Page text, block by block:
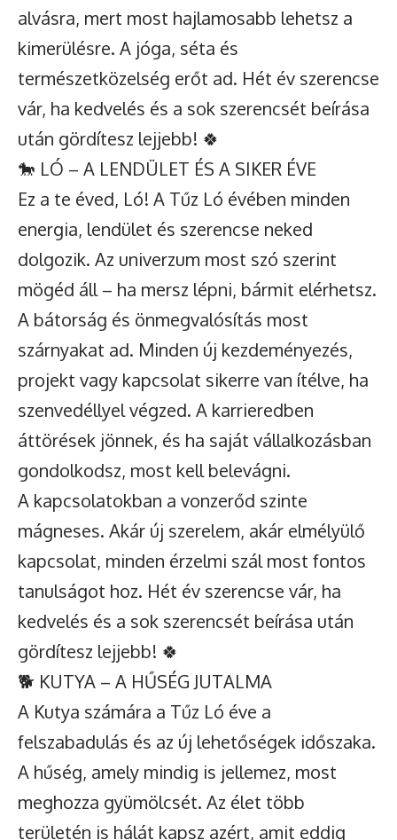
alvásra, mert most hajlamosabb lehetsz a
kimerülésre. A jóga, séta és
természetközelség erőt ad. Hét év szerencse
vár, ha kedvelés és a sok szerencsét beírása
után gördítesz lejjebb! 🍀
🐎 LÓ – A LENDÜLET ÉS A SIKER ÉVE
Ez a te éved, Ló! A Tűz Ló évében minden
energia, lendület és szerencse neked
dolgozik. Az univerzum most szó szerint
mögéd áll – ha mersz lépni, bármit elérhetsz.
A bátorság és önmegvalósítás most
szárnyakat ad. Minden új kezdeményezés,
projekt vagy kapcsolat sikerre van ítélve, ha
szenvedéllyel végzed. A karrieredben
áttörések jönnek, és ha saját vállalkozásban
gondolkodsz, most kell belevágni.
A kapcsolatokban a vonzerőd szinte
mágneses. Akár új szerelem, akár elmélyülő
kapcsolat, minden érzelmi szál most fontos
tanulságot hoz. Hét év szerencse vár, ha
kedvelés és a sok szerencsét beírása után
gördítesz lejjebb! 🍀
🐕 KUTYA – A HŰSÉG JUTALMA
A Kutya számára a Tűz Ló éve a
felszabadulás és az új lehetőségek időszaka.
A hűség, amely mindig is jellemez, most
meghozza gyümölcsét. Az élet több
területén is hálát kapsz azért, amit eddig